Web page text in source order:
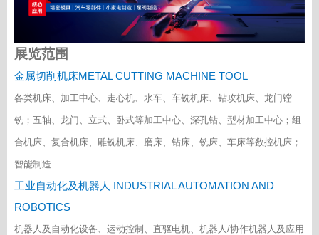
展览范围
金属切削机床METAL CUTTING MACHINE TOOL
各类机床、加工中心、走心机、水车、车铣机床、钻攻机床、龙门镗
铣；五轴、龙门、立式、卧式等加工中心、深孔钻、型材加工中心；组
合机床、复合机床、雕铣机床、磨床、钻床、铣床、车床等数控机床；
智能制造
工业自动化及机器人 INDUSTRIAL AUTOMATION AND
ROBOTICS
机器人及自动化设备、运动控制、直驱电机、机器人/协作机器人及应用